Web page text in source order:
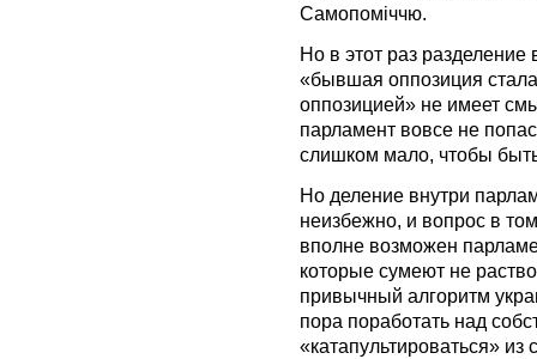
Самопоміччю.
Но в этот раз
«бывшая оппозиция
оппозицией» не имеет
парламент вовсе не
слишком мало, чтобы
Но деление внутри
неизбежно, и вопрос в
вполне возможен
которые сумеют не
привычный алгоритм
пора поработать над
«катапультироваться» из